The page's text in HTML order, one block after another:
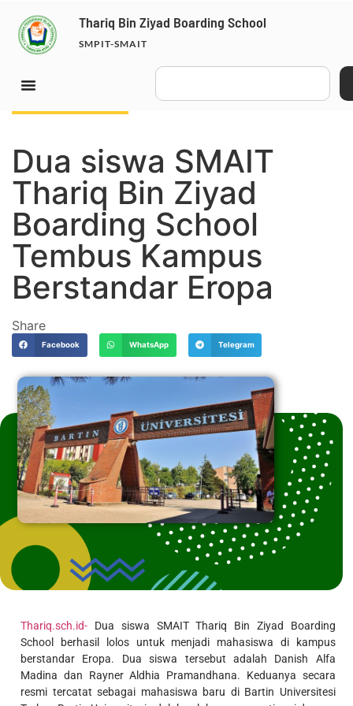
Thariq Bin Ziyad Boarding School
SMPIT-SMAIT
Dua siswa SMAIT
Thariq Bin Ziyad
Boarding School
Tembus Kampus
Berstandar Eropa
Share
Facebook WhatsApp Telegram
Thariq.sch.id- Dua siswa SMAIT Thariq Bin Ziyad Boarding
School berhasil lolos untuk menjadi mahasiswa di kampus
berstandar Eropa. Dua siswa tersebut adalah Danish Alfa
Madina dan Rayner Aldhia Pramandhana. Keduanya secara
resmi tercatat sebagai mahasiswa baru di Bartin Universitesi